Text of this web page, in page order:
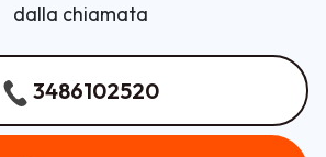
dalla chiamata
3486102520